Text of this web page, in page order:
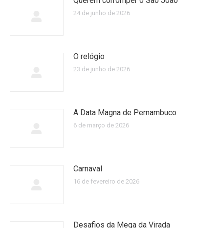
24 de junho de 2026
O relógio
23 de junho de 2026
A Data Magna de Pernambuco
6 de março de 2026
Carnaval
16 de fevereiro de 2026
Desafios da Mega da Virada